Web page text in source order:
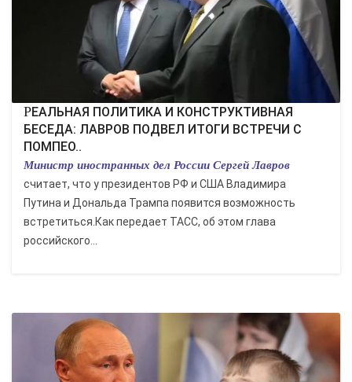
РЕАЛЬНАЯ ПОЛИТИКА И КОНСТРУКТИВНАЯ
БЕСЕДА: ЛАВРОВ ПОДВЕЛ ИТОГИ ВСТРЕЧИ С
ПОМПЕО..
Министр иностранных дел России Сергей Лавров
считает, что у президентов РФ и США Владимира
Путина и Дональда Трампа появится возможность
встретиться.Как передает ТАСС, об этом глава
российского...